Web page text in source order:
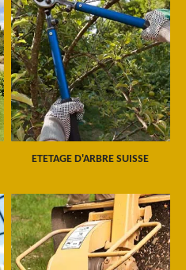
ETETAGE D'ARBRE SUISSE